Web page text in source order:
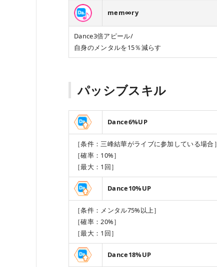
mem∞ry
Dance3倍アピール/
自身のメンタルを15％減らす
パッシブスキル
Dance6%UP
［条件：三峰結華がライブに参加している場合］
［確率：10%］
［最大：1回］
Dance10%UP
［条件：メンタル75%以上］
［確率：20%］
［最大：1回］
Dance18%UP